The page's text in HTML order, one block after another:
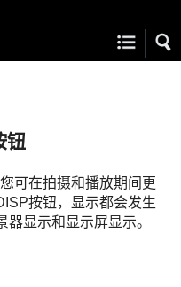
钮
可在拍摄和播放期间更
按钮，显示都会发生
显示和显示屏显示。